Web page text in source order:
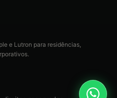
e Lutron para residências,